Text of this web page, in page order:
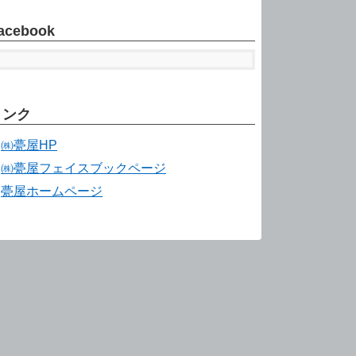
ク
㈱甍屋HP
㈱甍屋フェイスブックページ
甍屋ホームページ